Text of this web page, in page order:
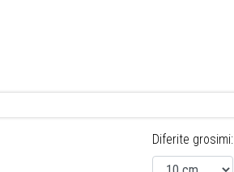
Diferite grosimi: